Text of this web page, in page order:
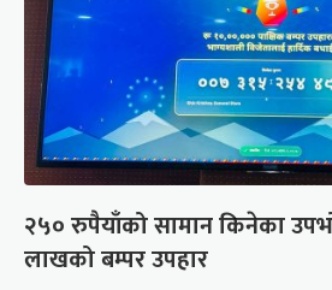
२५० रुपैयाँको सामान किनेका
लाखको बम्पर उपहार